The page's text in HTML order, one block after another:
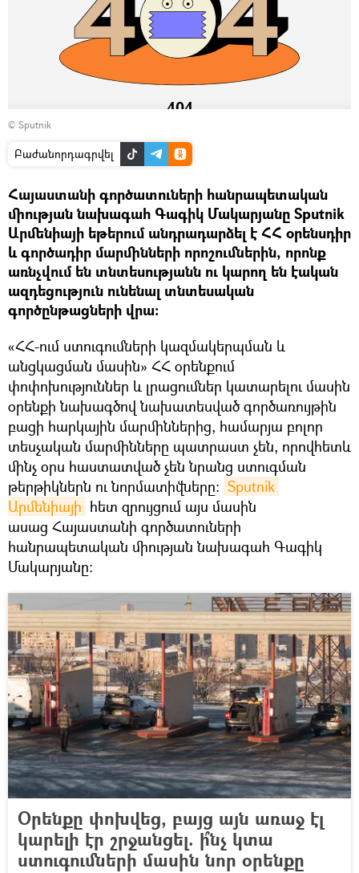
© Sputnik
Բաժանորդագրվել
Հայաստանի գործատուների հանրապետական
միության նախագահ Գագիկ Մակարյանը Sputnik
Արմենիայի եթերում անդրադարձել է ՀՀ օրենսդիր
և գործադիր մարմինների որոշումներին, որոնք
առնչվում են տնտեսությանն ու կարող են էական
ազդեցություն ունենալ տնտեսական
գործընթացների վրա:
«ՀՀ-ում ստուգումների կազմակերպման և
անցկացման մասին» ՀՀ օրենքում
փոփոխություններ և լրացումներ կատարելու մասին
օրենքի նախագծով նախատեսված գործառույթին
բացի հարկային մարմիններից, համարյա բոլոր
տեսչական մարմինները պատրաստ չեն, որովհետև
մինչ օրս հաստատված չեն նրանց ստուգման
թերթիկներն ու նորմատիվները: Sputnik
Արմենիայի հետ զրույցում այս մասին
ասաց Հայաստանի գործատուների
հանրապետական միության նախագահ Գագիկ
Մակարյանը։
Օրենքը փոխվեց, բայց այն առաջ էլ
կարելի էր շրջանցել. ի՞նչ կտա
ստուգումների մասին նոր օրենքը